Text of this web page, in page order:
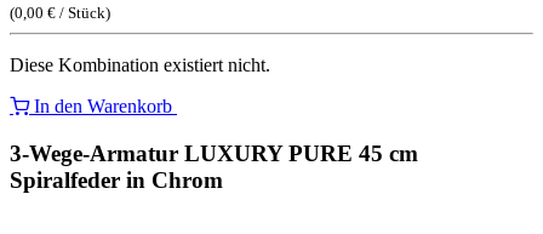
(0,00 € / Stück)
Diese Kombination existiert nicht.
In den Warenkorb
3-Wege-Armatur LUXURY PURE 45 cm
Spiralfeder in Chrom